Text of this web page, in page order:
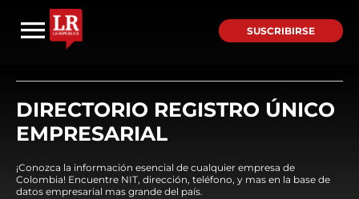
SUSCRIBIRSE
DIRECTORIO REGISTRO ÚNICO
EMPRESARIAL
¡Conozca la información esencial de cualquier empresa de
Colombia! Encuentre NIT, dirección, teléfono, y mas en la base de
datos empresarial mas grande del país.